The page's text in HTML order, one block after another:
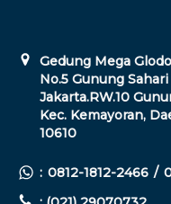
Gedung Mega
No.5 Gunung
Jakarta.RW.10
Kec. Kemayoran,
10610
: 0812-1812-2466 /